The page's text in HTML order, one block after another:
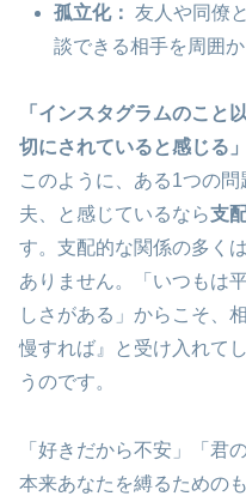
孤立化： 友人や同僚
談できる相手を周囲
「インスタグラムのこと
切にされていると感じる」
このように、ある1つの
夫、と感じているなら支
す。支配的な関係の多く
ありません。「いつもは
しさがある」からこそ、
慢すれば』と受け入れて
うのです。
「好きだから不安」「君
本来あなたを縛るための